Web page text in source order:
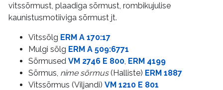
vitssõrmust, plaadiga sõrmust, rombikujulise
kaunistusmotiiviga sõrmust jt.
Vitssõlg ERM A 170:17
Mulgi sõlg ERM A 509:6771
Sõrmused VM 2746 E 800, ERM 4199
Sõrmus, nime sõrmus(Halliste) ERM 1887
Vitssõrmus (Viljandi) VM 1210 E 801